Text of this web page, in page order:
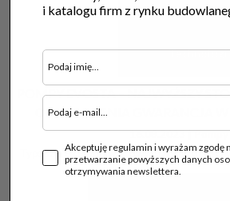
POMPY EVOSTA – NAJWYŻSZY
ORAZ 5-LETNIA GWARANCJA W
16.08.2023 |Pompy
Typoszereg bezdławnicowych pomp
i katalogu firm z rynku
Akceptuję regulamin i wyrażam zgodę
przetwarzanie powyższych danych
otrzymywania newslettera.